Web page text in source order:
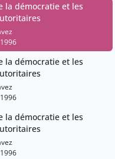
la démocratie et les
la démocratie et les
la démocratie et les